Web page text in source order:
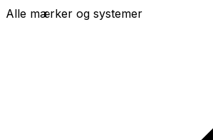
Alle mærker og systemer